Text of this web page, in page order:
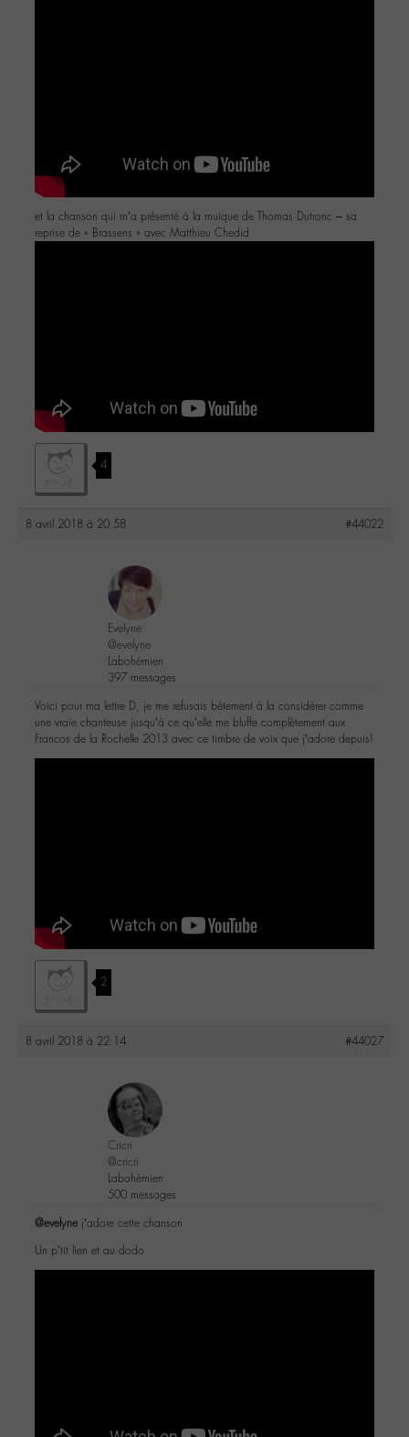
et la chanson qui m’a présenté à la muique de Thomas Dutronc – sa
reprise de « Brassens » avec Matthieu Chedid
4
8 avril 2018 à 20:58 #44022
Evelyne
@evelyne
Labohémien
397 messages
Voici pour ma lettre D, je me refusais bêtement à la considérer comme
une vraie chanteuse jusqu’à ce qu’elle me bluffe complètement aux
Francos de la Rochelle 2013 avec ce timbre de voix que j’adore depuis!
2
8 avril 2018 à 22:14 #44027
Cricri
@cricri
Labohémien
500 messages
@evelyne j’adore cette chanson
Un p’tit lien et au dodo